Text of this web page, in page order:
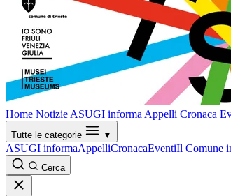
Home Notizie ASUGI informa Appelli Cronaca
Tutte le categorie ▼
ASUGI informaAppelliCronacaEventiIl Comune
Cerca